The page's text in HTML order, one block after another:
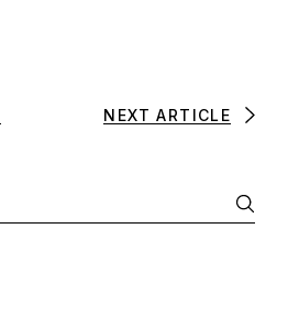
NEXT ARTICLE